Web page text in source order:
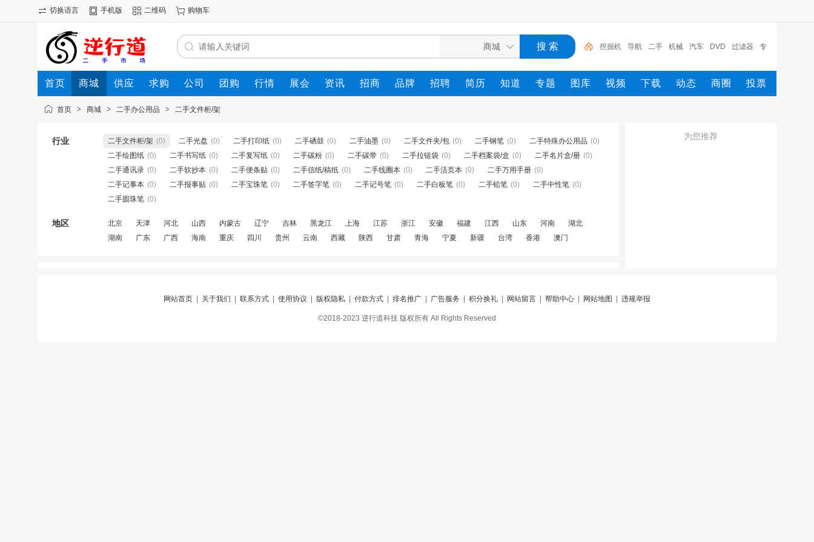
切换语言 手机版 二维码 购物车
挖掘机 导航 二手 机械 汽车 DVD 过滤器 专
车专用 车载
首页 商城 供应 求购 公司 团购 行情 展会 资讯 招商 品牌 招聘 简历 知道 专题 图库 视频 下载 动态 商圈 投票
首页 > 商城 > 二手办公用品 > 二手文件柜/架
行业 二手文件柜/架 (0) 二手光盘 (0) 二手打印纸 (0) 二手硒鼓 (0) 二手油墨 (0) 二手文件夹/包 (0) 二手钢笔 (0) 二手特殊办公用品 (0)
二手绘图纸 (0) 二手书写纸 (0) 二手复写纸 (0) 二手碳粉 (0) 二手碳带 (0) 二手拉链袋 (0) 二手档案袋/盒 (0) 二手名片盒/册 (0)
二手通讯录 (0) 二手软抄本 (0) 二手便条贴 (0) 二手信纸/稿纸 (0) 二手线圈本 (0) 二手活页本 (0) 二手万用手册 (0)
二手记事本 (0) 二手报事贴 (0) 二手宝珠笔 (0) 二手签字笔 (0) 二手记号笔 (0) 二手白板笔 (0) 二手铅笔 (0) 二手中性笔 (0)
二手圆珠笔 (0)
地区 北京 天津 河北 山西 内蒙古 辽宁 吉林 黑龙江 上海 江苏 浙江 安徽 福建 江西 山东 河南
湖北
湖南
广东 广西 海南 重庆 四川 贵州 云南 西藏 陕西 甘肃 青海 宁夏 新疆 台湾 香港 澳门
为您推荐
网站首页 关于我们 联系方式 使用协议 版权隐私 付款方式 排名推广 广告服务 积分换礼 网站留言 帮助中心 网站地图 违规举报
©2018-2023 逆行道科技 版权所有 All Rights Reserved